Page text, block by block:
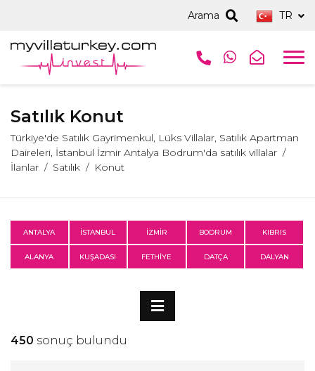
Arama TR
Satılık Konut
Türkiye'de Satılık Gayrimenkul, Lüks Villalar, Satılık Apartman
Daireleri, İstanbul İzmir Antalya Bodrum'da satılık villalar
İlanlar
Satılık Konut
ANTALYA İSTANBUL İZMİR BODRUM KIBRIS
ALANYA KUŞADASI FETHİYE DATÇA DALYAN
450 sonuç bulundu